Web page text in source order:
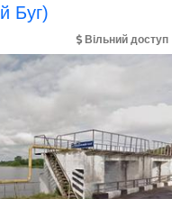
Буг)
Вільний доступ